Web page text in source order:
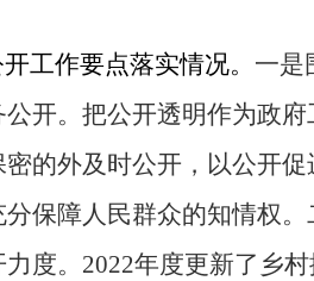
开工作要点落实情况。 一是
开。把公开透明作为政
的外及时公开，以公开
保障人民群众的知情权。
力度。 2022年度更新了乡